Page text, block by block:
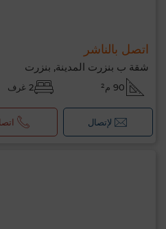
اتصل بالناشر
شقة ب بنزرت المدينة, بنزرت
90 م² 2 غرف
لإتصال